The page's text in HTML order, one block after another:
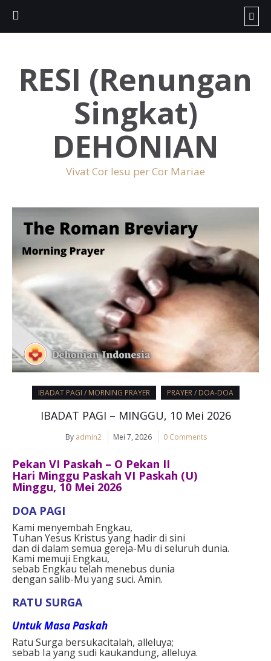
RESI (Renungan
Singkat)
DEHONIAN
Vivat Cor Iesu per Cor Mariae
IBADAT PAGI / MORNING PRAYER PRAYER / DOA-DOA
IBADAT PAGI – MINGGU, 10 Mei 2026
By admin2 Mei 7, 2026 0 Comments
Pekan VI Paskah – O Pekan II
Hari Minggu Paskah VI Paskah (U)
Minggu, 10 Mei 2026
DOA PAGI
Kami menyembah Engkau,
Tuhan Yesus Kristus yang hadir di sini
dan di dalam semua gereja-Mu di seluruh dunia.
Kami memuji Engkau,
sebab Engkau telah menebus dunia
dengan salib-Mu yang suci. Amin.
RATU SURGA
Untuk Masa Paskah
Ratu Surga bersukacitalah, alleluya;
sebab Ia yang sudi kaukandung, alleluya.